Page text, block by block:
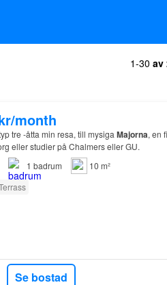
1-30 av
month
tre -åtta min resa, till mysiga Majorna, en
eller studier på Chalmers eller GU.
1 badrum
10 m²
Se bostad